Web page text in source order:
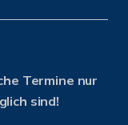
Termine nur
sind!